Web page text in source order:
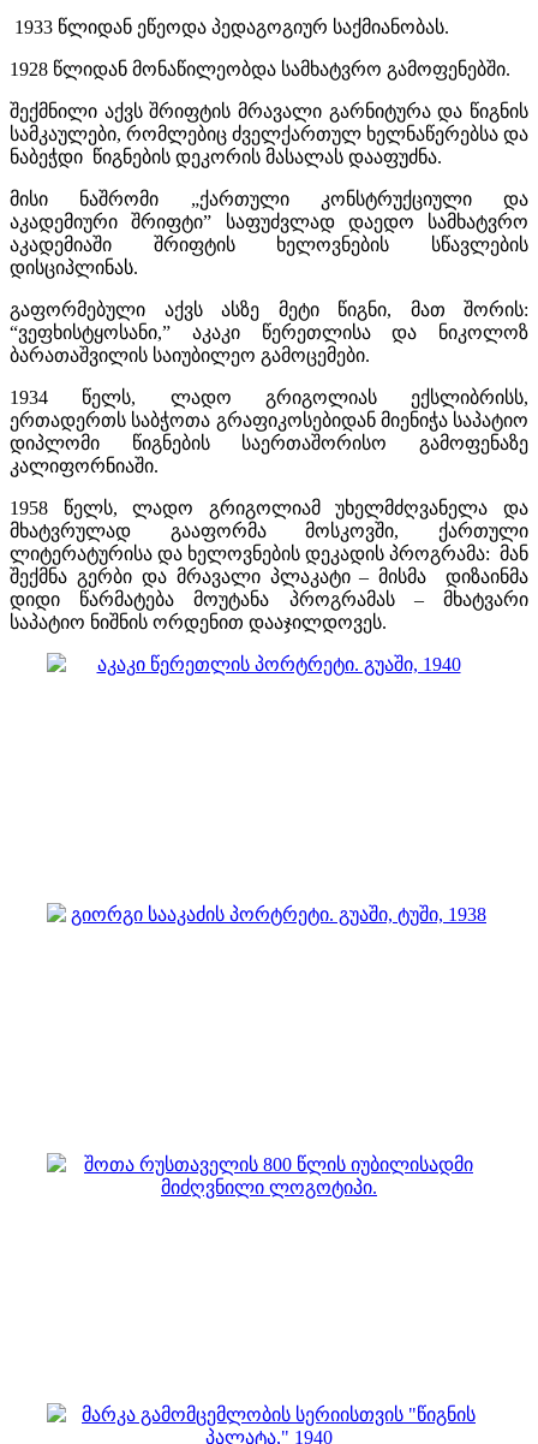
1933 წლიდან ეწეოდა პედაგოგიურ საქმიანობას.
1928 წლიდან მონაწილეობდა სამხატვრო გამოფენებში.
შექმნილი აქვს შრიფტის მრავალი გარნიტურა და წიგნის
სამკაულები, რომლებიც ძველქართულ ხელნაწერებსა და
ნაბეჭდი წიგნების დეკორის მასალას დააფუძნა.
მისი ნაშრომი „ქართული კონსტრუქციული და
აკადემიური შრიფტი” საფუძვლად დაედო სამხატვრო
აკადემიაში შრიფტის ხელოვნების სწავლების
დისციპლინას.
გაფორმებული აქვს ასზე მეტი წიგნი, მათ შორის:
“ვეფხისტყოსანი,” აკაკი წერეთლისა და ნიკოლოზ
ბარათაშვილის საიუბილეო გამოცემები.
1934 წელს, ლადო გრიგოლიას ექსლიბრისს,
ერთადერთს საბჭოთა გრაფიკოსებიდან მიენიჭა საპატიო
დიპლომი წიგნების საერთაშორისო გამოფენაზე
კალიფორნიაში.
1958 წელს, ლადო გრიგოლიამ უხელმძღვანელა და
მხატვრულად გააფორმა მოსკოვში, ქართული
ლიტერატურისა და ხელოვნების დეკადის პროგრამა: მან
შექმნა გერბი და მრავალი პლაკატი – მისმა დიზაინმა
დიდი წარმატება მოუტანა პროგრამას – მხატვარი
საპატიო ნიშნის ორდენით დააჯილდოვეს.